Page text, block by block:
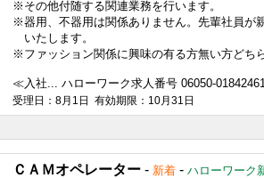
※その他付随する関連業務を行います。
※器用、不器用は関係ありません。先輩社員が
いたします。
※ ファッション関係に興味の有る方無い方どち
≪入社... ハローワーク求人番号 06050-01842461
受理日：8月1日 有効期限：10月31日
ＣＡＭオペレーター - 新着 - ハローワーク